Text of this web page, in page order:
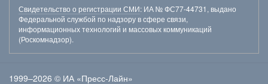
Свидетельство о регистрации СМИ: ИА № ФС77-44731, выдано
Федеральной службой по надзору в сфере связи,
информационных технологий и массовых коммуникаций
(Роскомнадзор).
1999–2026 © ИА «Пресс-Лайн»